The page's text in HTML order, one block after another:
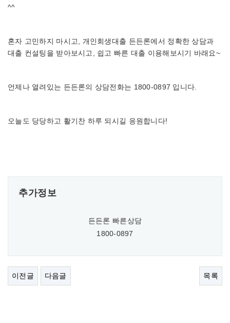
^^
혼자 고민하지 마시고, 개인회생대출 든든론에서 정확한 상담과
대출 컨설팅을 받아보시고, 쉽고 빠른 대출 이용해보시기 바래요~
언제나 열려있는 든든론의 상담전화는 1800-0897 입니다.
오늘도 당당하고 활기찬 하루 되시길 응원합니다!
추가정보
든든론 빠른상담
1800-0897
이전글 다음글 목록